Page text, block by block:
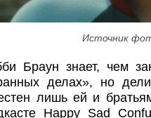
Источник
Браун знает, чем
делах», но
лишь ей и
Happy Sad